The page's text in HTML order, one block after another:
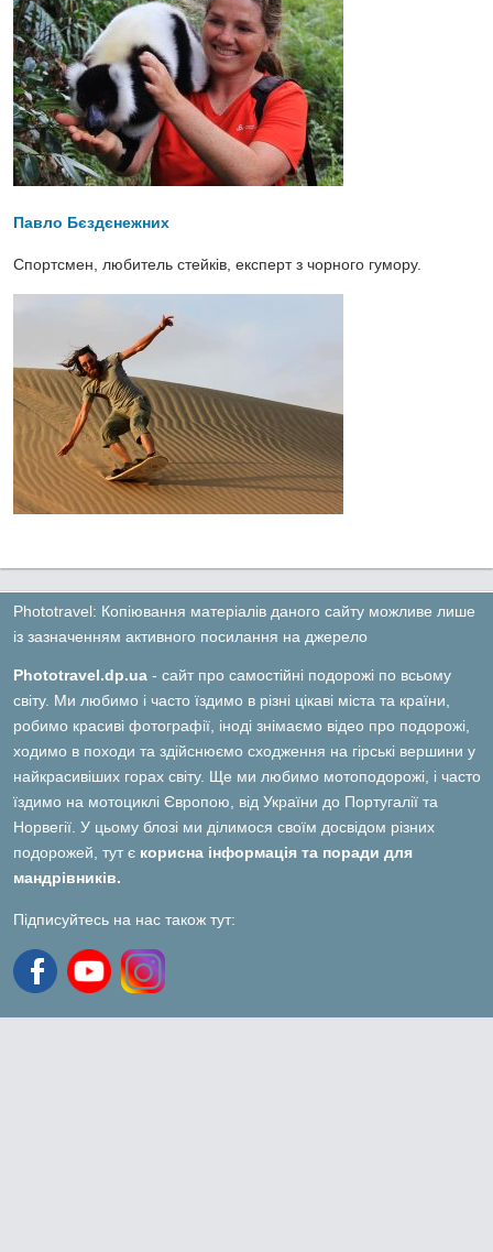
Павло Бєздєнежних
Спортсмен, любитель стейків, експерт з чорного гумору.
Phototravel: Копіювання матеріалів даного сайту можливе лише
із зазначенням активного посилання на джерело
Phototravel.dp.ua - сайт про самостійні подорожі по всьому
світу. Ми любимо і часто їздимо в різні цікаві міста та країни,
робимо красиві фотографії, іноді знімаємо відео про подорожі,
ходимо в походи та здійснюємо сходження на гірські вершини у
найкрасивіших горах світу. Ще ми любимо мотоподорожі, і часто
їздимо на мотоциклі Європою, від України до Португалії та
Норвегії. У цьому блозі ми ділимося своїм досвідом різних
подорожей, тут є корисна інформація та поради для
мандрівників.
Підписуйтесь на нас також тут: